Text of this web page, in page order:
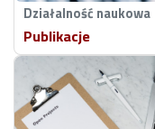
Działalność naukowa
Publikacje